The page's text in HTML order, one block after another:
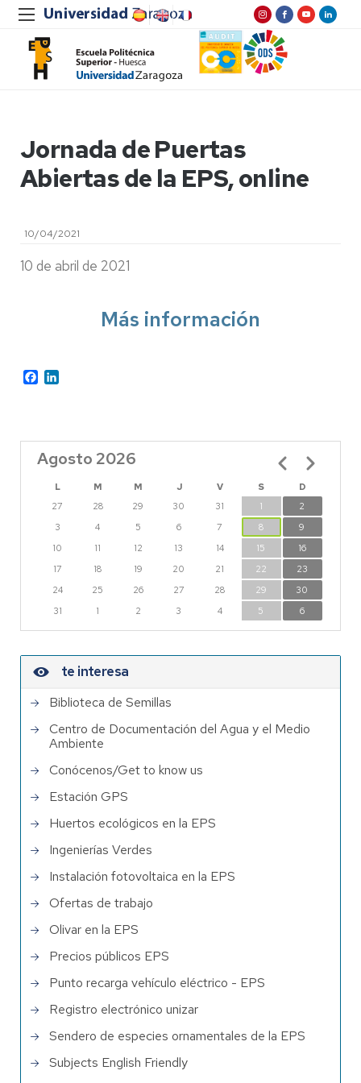
Jornada de Puertas
Abiertas de la EPS, online
10/04/2021
10 de abril de 2021
Más información
Facebook
Agosto 2026
L M M J V S
D
27
28 29 30 31 1
2
3
4 5 6 7 8
9
10
11 12 13 14 15
16
17
18 19 20 21 22
23
24
25 26 27 28 29
30
31
1 2 3 4 5 6
Paginación
te interesa
Biblioteca de Semillas
Centro de Documentación del Agua y el Medio
Ambiente
Conócenos/Get to know us
Estación GPS
Huertos ecológicos en la EPS
Ingenierías Verdes
Instalación fotovoltaica en la EPS
Ofertas de trabajo
Olivar en la EPS
Precios públicos EPS
Punto recarga vehículo eléctrico - EPS
Registro electrónico unizar
Sendero de especies ornamentales de la EPS
Subjects English Friendly